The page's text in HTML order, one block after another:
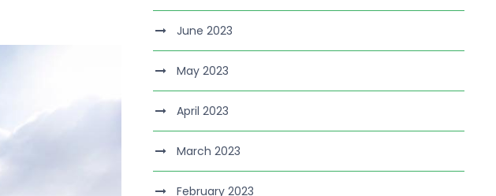
June 2023
May 2023
April 2023
March 2023
February 2023